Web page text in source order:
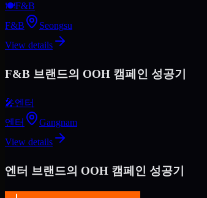
🍽F&B
F&B
Seongsu
View details
F&B 브랜드의 OOH 캠페인 성공기
🎤엔터
엔터
Gangnam
View details
엔터 브랜드의 OOH 캠페인 성공기